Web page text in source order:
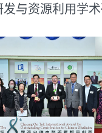
与资源利用学